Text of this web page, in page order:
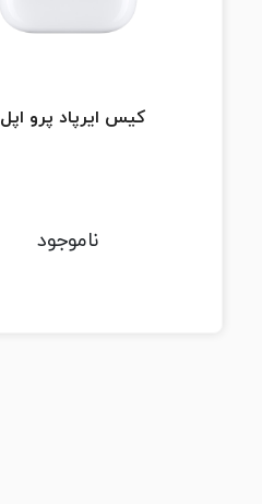
کیس ایرپاد پرو اپل
ناموجود